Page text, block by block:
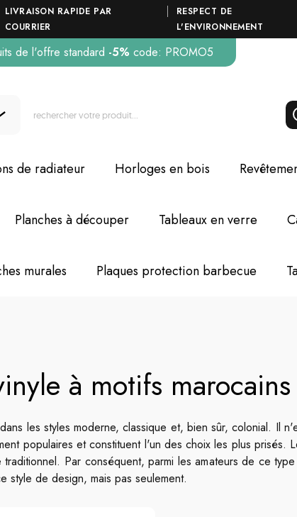
LIVRAISON RAPIDE PAR
COURRIER
RESPECT DE
L'ENVIRONNEMENT
de l'offre standard -5% code: PROMO5
de radiateur Horloges en bois
Planches à découper Tableaux en verre
murales Plaques protection barbecue
à motifs marocains
les styles moderne, classique et, bien sûr, colonial. Il
populaires et constituent l'un des choix les plus prisés.
Par conséquent, parmi les amateurs de ce
style de design, mais pas seulement.